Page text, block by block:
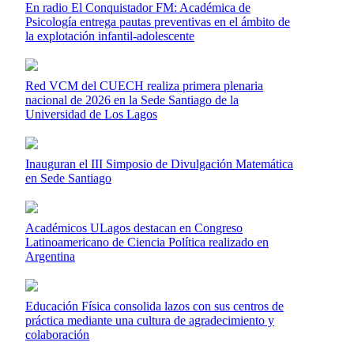
En radio El Conquistador FM: Académica de
Psicología entrega pautas preventivas en el ámbito de
la explotación infantil-adolescente
Red VCM del CUECH realiza primera plenaria
nacional de 2026 en la Sede Santiago de la
Universidad de Los Lagos
Inauguran el III Simposio de Divulgación Matemática
en Sede Santiago
Académicos ULagos destacan en Congreso
Latinoamericano de Ciencia Política realizado en
Argentina
Educación Física consolida lazos con sus centros de
práctica mediante una cultura de agradecimiento y
colaboración